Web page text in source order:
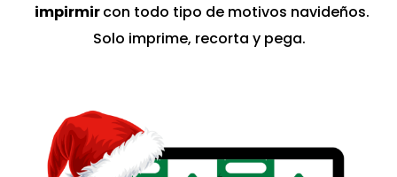
impirmircon todo tipo de motivos navideños.
Solo imprime, recorta y pega.